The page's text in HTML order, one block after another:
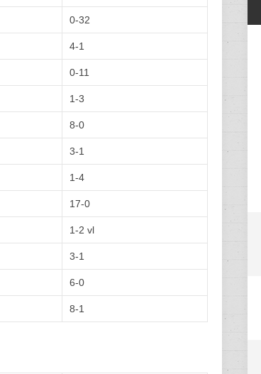
0-32
4-1
0-11
1-3
8-0
3-1
1-4
17-0
1-2 vl
3-1
6-0
8-1